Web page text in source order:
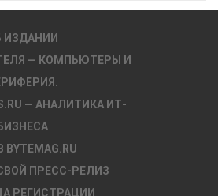
ИЗДАНИИ
— КОМПЬЮТЕРЫ И
— АНАЛИТИКА ИТ-
БИЗНЕСА
ПРЕСС-РЕЛИЗ
РЕГИСТРАЦИИ